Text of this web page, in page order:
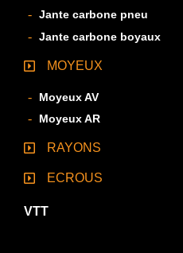
Jante carbone pneu
Jante carbone boyaux
MOYEUX
Moyeux AV
Moyeux AR
RAYONS
ECROUS
VTT